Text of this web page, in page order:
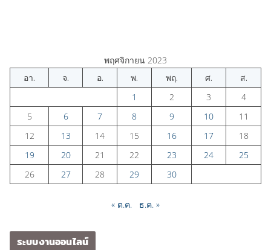
พฤศจิกายน 2023
อา.
จ. อ. พ. พฤ. ศ.
ส.
1
2 3
4
5
6 7 8 9 10
11
12
13 14 15 16 17
18
19
20 21 22 23 24
25
26
27 28 29 30
« ต.ค. ธ.ค. »
ระบบงานออนไลน์